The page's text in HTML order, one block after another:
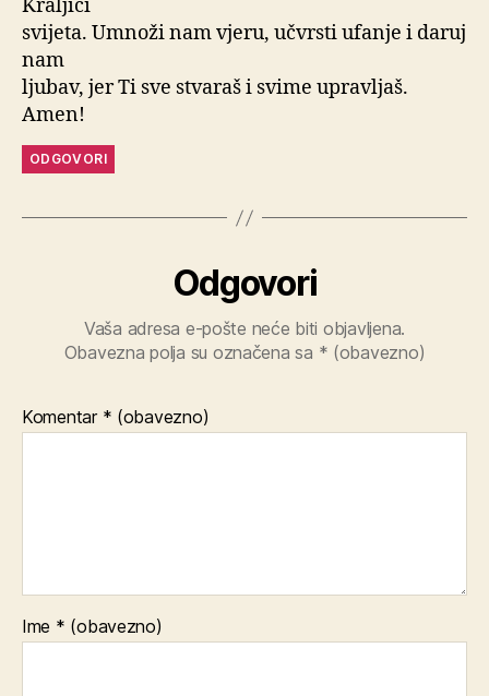
Kraljici
svijeta. Umnoži nam vjeru, učvrsti ufanje i daruj
nam
ljubav, jer Ti sve stvaraš i svime upravljaš.
Amen!
ODGOVORI
Odgovori
Vaša adresa e-pošte neće biti objavljena.
Obavezna polja su označena sa * (obavezno)
Komentar * (obavezno)
Ime * (obavezno)